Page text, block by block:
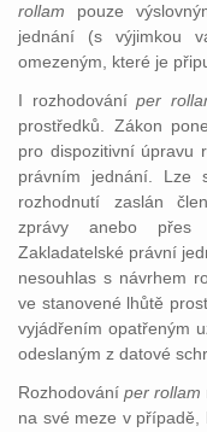
rollam pouze
jednání (s výjimkou
omezeným, které je
I rozhodováníper
prostředků. Zákon
pro dispozitivní úpravu
právním jednání. Lze
rozhodnutí zaslán
zprávy anebo přes
Zakladatelské právní
nesouhlas s návrhem
ve stanovené lhůtě
vyjádřením opatřeným
odeslaným z datové
Rozhodováníper rollam
na své meze v případě,